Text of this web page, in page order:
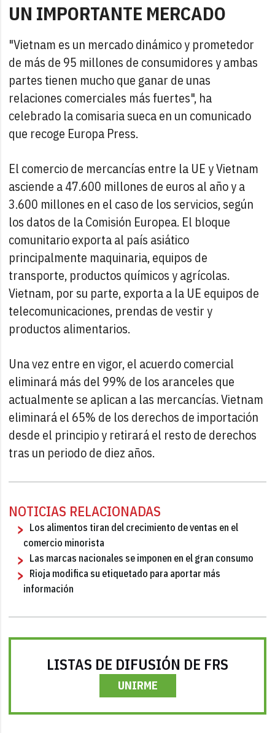
UN IMPORTANTE MERCADO
"Vietnam es un mercado dinámico y prometedor
de más de 95 millones de consumidores y ambas
partes tienen mucho que ganar de unas
relaciones comerciales más fuertes", ha
celebrado la comisaria sueca en un comunicado
que recoge Europa Press.
El comercio de mercancías entre la UE y Vietnam
asciende a 47.600 millones de euros al año y a
3.600 millones en el caso de los servicios, según
los datos de la Comisión Europea. El bloque
comunitario exporta al país asiático
principalmente maquinaria, equipos de
transporte, productos químicos y agrícolas.
Vietnam, por su parte, exporta a la UE equipos de
telecomunicaciones, prendas de vestir y
productos alimentarios.
Una vez entre en vigor, el acuerdo comercial
eliminará más del 99% de los aranceles que
actualmente se aplican a las mercancías. Vietnam
eliminará el 65% de los derechos de importación
desde el principio y retirará el resto de derechos
tras un periodo de diez años.
NOTICIAS RELACIONADAS
Los alimentos tiran del crecimiento de ventas en el
comercio minorista
Las marcas nacionales se imponen en el gran consumo
Rioja modifica su etiquetado para aportar más
información
LISTAS DE DIFUSIÓN DE FRS
UNIRME